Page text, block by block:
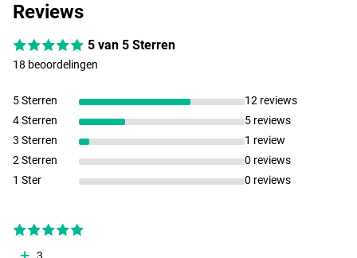
- Lengte: 330cm
- Actie: Medium heavy
- Delen: 3+2 toppen
- Handvat: keuze uit
Ultimate Allround 4000
- Spinmolen
- Gewicht: 273 g
- Overbrenging: 4.9:1
- Grafiet spoel
Reviews
5 van 5 Sterren
18 beoordelingen
5 Sterren
12 reviews
4 Sterren
5 reviews
3 Sterren
1 review
2 Sterren
0 reviews
1 Ster
0 reviews